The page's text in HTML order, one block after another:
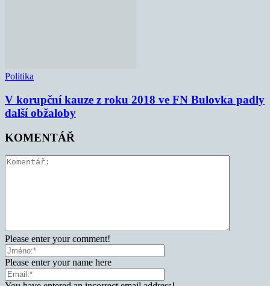
Politika
V korupční kauze z roku 2018 ve FN Bulovka padly
další obžaloby
KOMENTÁŘ
Please enter your comment!
Please enter your name here